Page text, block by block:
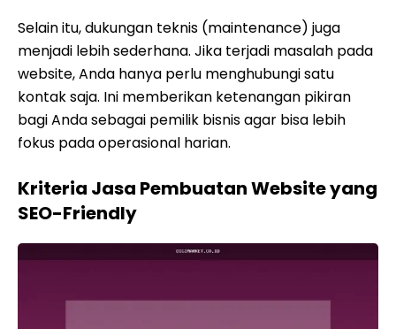
Selain itu, dukungan teknis (maintenance) juga
menjadi lebih sederhana. Jika terjadi masalah pada
website, Anda hanya perlu menghubungi satu
kontak saja. Ini memberikan ketenangan pikiran
bagi Anda sebagai pemilik bisnis agar bisa lebih
fokus pada operasional harian.
Kriteria Jasa Pembuatan Website yang
SEO-Friendly